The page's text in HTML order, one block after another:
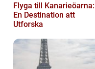
Flyga till Kanarieöarna:
En Destination att
Utforska